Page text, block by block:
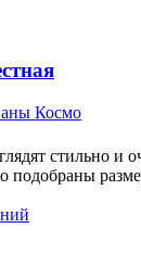
Космо
стильно и
подобраны